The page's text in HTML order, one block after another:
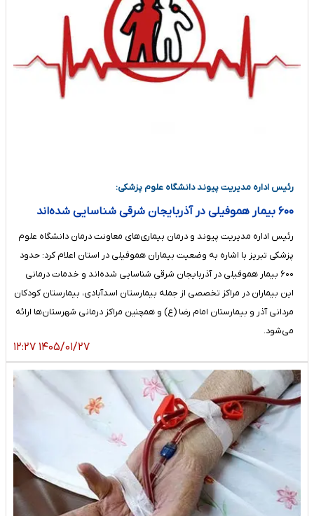
رئیس اداره مدیریت پیوند دانشگاه علوم‌ پزشکی:
۶۰۰ بیمار هموفیلی در آذربایجان‌ شرقی شناسایی شده‌اند
رئیس اداره مدیریت پیوند و درمان بیماری‌های معاونت درمان دانشگاه علوم
پزشکی تبریز با اشاره به وضعیت بیماران هموفیلی در استان اعلام کرد: حدود
۶۰۰ بیمار هموفیلی در آذربایجان‌ شرقی شناسایی شده‌اند و خدمات درمانی
این بیماران در مراکز تخصصی از جمله بیمارستان اسدآبادی، بیمارستان کودکان
مردانی آذر و بیمارستان امام رضا (ع) و همچنین مراکز درمانی شهرستان‌ها ارائه
می‌شود.
۱۴۰۵/۰۱/۲۷ ۱۲:۲۷